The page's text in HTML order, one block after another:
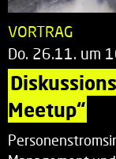
VORTRAG
Do. 26.11. um
Meetup“